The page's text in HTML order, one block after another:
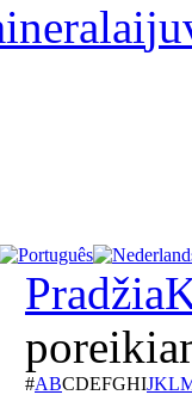
Pradžia
#ABCDEFGHIJKL